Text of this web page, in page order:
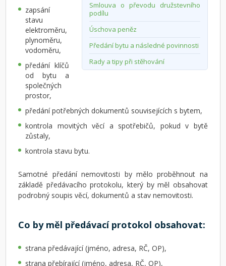
Smlouva o převodu družstevního
podílu
Úschova peněz
Předání bytu a následné povinnosti
Rady a tipy při stěhování
zapsání
stavu
elektroměru,
plynoměru,
vodoměru,
předání klíčů
od bytu a
společných
prostor,
předání potřebných dokumentů souvisejících s bytem,
kontrola movitých věcí a spotřebičů, pokud v bytě
zůstaly,
kontrola stavu bytu.
Samotné předání nemovitosti by mělo proběhnout na
základě předávacího protokolu, který by měl obsahovat
podrobný soupis věcí, dokumentů a stav nemovitosti.
Co by měl předávací protokol obsahovat:
strana předávající (jméno, adresa, RČ, OP),
strana přebírající (jméno, adresa, RČ, OP),